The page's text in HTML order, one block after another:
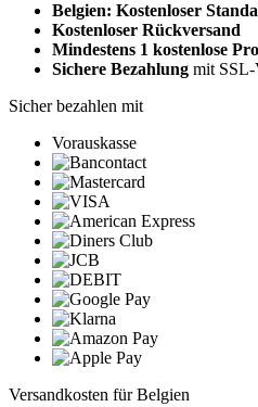
Belgien: Kostenloser
Kostenloser Rückversand
Mindestens 1 kostenlose
Sichere Bezahlung mit SSL-
Sicher bezahlen mit
Vorauskasse
Versandkosten für Belgien